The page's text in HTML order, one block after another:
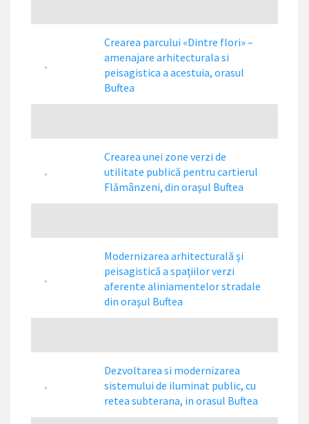
Crearea parcului «Dintre flori» –
amenajare arhitecturala si
peisagistica a acestuia, orasul
Buftea
Crearea unei zone verzi de
utilitate publică pentru cartierul
Flămânzeni, din oraşul Buftea
Modernizarea arhitecturală şi
peisagistică a spaţiilor verzi
aferente aliniamentelor stradale
din oraşul Buftea
Dezvoltarea si modernizarea
sistemului de iluminat public, cu
retea subterana, in orasul Buftea